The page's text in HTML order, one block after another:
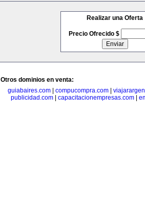
Realizar una Oferta
Precio Ofrecido $
Otros dominios en venta:
guiabaires.com
compucompra.com
publicidad.com
capacitacionempresas.com